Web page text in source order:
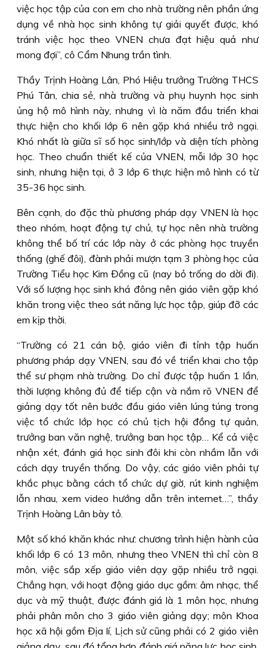
việc học tập của con em cho nhà trường nên phần ứng
dụng về nhà học sinh không tự giải quyết được, khó
tránh việc học theo VNEN chưa đạt hiệu quả như
mong đợi”, cô Cẩm Nhung trần tình.
Thầy Trịnh Hoàng Lân, Phó Hiệu trưởng Trường THCS
Phú Tân, chia sẻ, nhà trường và phụ huynh học sinh
ủng hộ mô hình này, nhưng vì là năm đầu triển khai
thực hiện cho khối lớp 6 nên gặp khá nhiều trở ngại.
Khó nhất là giữa sĩ số học sinh/lớp và diện tích phòng
học. Theo chuẩn thiết kế của VNEN, mỗi lớp 30 học
sinh, nhưng hiện tại, ở 3 lớp 6 thực hiện mô hình có từ
35-36 học sinh.
Bên cạnh, do đặc thù phương pháp dạy VNEN là học
theo nhóm, hoạt động tự chủ, tự học nên nhà trường
không thể bố trí các lớp này ở các phòng học truyền
thống (ghế đôi), đành phải mượn tạm 3 phòng học của
Trường Tiểu học Kim Đồng cũ (nay bỏ trống do dời đi).
Với số lượng học sinh khá đông nên giáo viên gặp khó
khăn trong việc theo sát năng lực học tập, giúp đỡ các
em kịp thời.
“Trường có 21 cán bộ, giáo viên đi tỉnh tập huấn
phương pháp dạy VNEN, sau đó về triển khai cho tập
thể sư phạm nhà trường. Do chỉ được tập huấn 1 lần,
thời lượng không đủ để tiếp cận và nắm rõ VNEN để
giảng dạy tốt nên bước đầu giáo viên lúng túng trong
việc tổ chức lớp học có chủ tịch hội đồng tự quản,
trưởng ban văn nghệ, trưởng ban học tập… Kể cả việc
nhận xét, đánh giá học sinh đôi khi còn nhầm lẫn với
cách dạy truyền thống. Do vậy, các giáo viên phải tự
khắc phục bằng cách tổ chức dự giờ, rút kinh nghiệm
lẫn nhau, xem video hướng dẫn trên internet…”, thầy
Trịnh Hoàng Lân bày tỏ.
Một số khó khăn khác như: chương trình hiện hành của
khối lớp 6 có 13 môn, nhưng theo VNEN thì chỉ còn 8
môn, việc sắp xếp giáo viên dạy gặp nhiều trở ngại.
Chẳng hạn, với hoạt động giáo dục gồm: âm nhạc, thể
dục và mỹ thuật, được đánh giá là 1 môn học, nhưng
phải phân môn cho 3 giáo viên giảng dạy; môn Khoa
học xã hội gồm Địa lí, Lịch sử cũng phải có 2 giáo viên